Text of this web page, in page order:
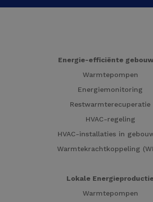
Energie-efficiënte
Warmtepompen
Energiemonitoring
Restwarmterecuperatie
HVAC-regeling
HVAC-installaties in
Warmtekrachtkoppeling
Lokale
Warmtepompen